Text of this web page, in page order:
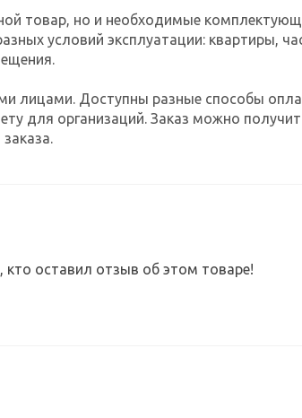
товар, но и необходимые
условий эксплуатации: квартиры,
лицами. Доступны разные способы
для организаций. Заказ можно
кто оставил отзыв об этом товаре!